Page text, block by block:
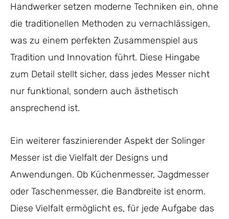
Handwerker setzen moderne Techniken ein, ohne
die traditionellen Methoden zu vernachlässigen,
was zu einem perfekten Zusammenspiel aus
Tradition und Innovation führt. Diese Hingabe
zum Detail stellt sicher, dass jedes Messer nicht
nur funktional, sondern auch ästhetisch
ansprechend ist.
Ein weiterer faszinierender Aspekt der Solinger
Messer ist die Vielfalt der Designs und
Anwendungen. Ob Küchenmesser, Jagdmesser
oder Taschenmesser, die Bandbreite ist enorm.
Diese Vielfalt ermöglicht es, für jede Aufgabe das